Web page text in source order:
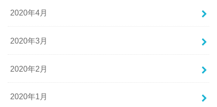
2020年4月
2020年3月
2020年2月
2020年1月